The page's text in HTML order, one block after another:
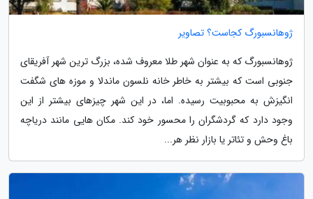
ژوهانسبورگ کجاست؟ تصاویر
ژوهانسبورگ که به عنوان شهر طلا معروف شده، بزرگ ترین شهر آفریقای
جنوبی است که بیشتر به خاطر خانه نلسون ماندلا و موزه های شگفت
انگیزش به محبوبیت رسیده. اما، در این شهر چیزهای بیشتر از این
وجود دارد که گردشگران را محسور خود کند. مکان هایی مانند دریاچه
باغ وحش و تئاتر یا بازار نظر هر...